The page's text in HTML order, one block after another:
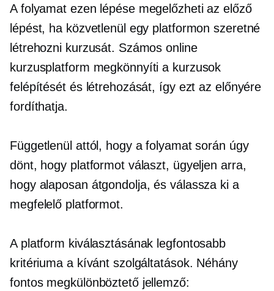
A folyamat ezen lépése megelőzheti az előző
lépést, ha közvetlenül egy platformon szeretné
létrehozni kurzusát. Számos online
kurzusplatform megkönnyíti a kurzusok
felépítését és létrehozását, így ezt az előnyére
fordíthatja.
Függetlenül attól, hogy a folyamat során úgy
dönt, hogy platformot választ, ügyeljen arra,
hogy alaposan átgondolja, és válassza ki a
megfelelő platformot.
A platform kiválasztásának legfontosabb
kritériuma a kívánt szolgáltatások. Néhány
fontos megkülönböztető jellemző: